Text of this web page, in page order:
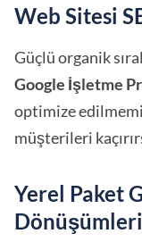
Web Sitesi
Güçlü organik
Google İşletme
optimize
müşterileri
Yerel Paket